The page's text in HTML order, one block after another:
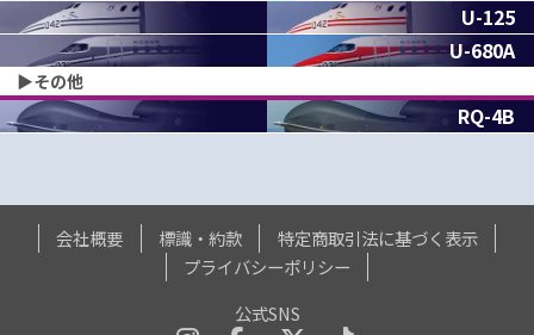
U-125
U-680A
▶︎その他
RQ-4B
会社概要 標識・約款
特定商取引法に基づく表示
プライバシーポリシー
公式SNS